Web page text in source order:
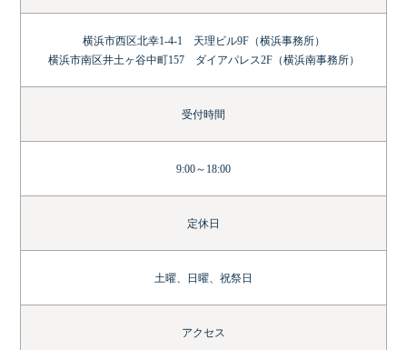
横浜市西区北幸1-4-1 天理ビル9F（横浜事務所）
横浜市南区井土ヶ谷中町157 ダイアパレス2F（横浜南事務所）
受付時間
9:00～18:00
定休日
土曜、日曜、祝祭日
アクセス